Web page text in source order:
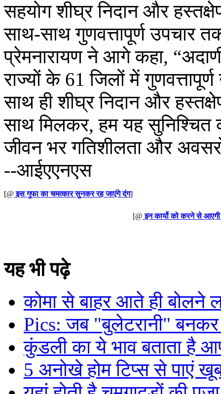
सहयोग शीघ्र निदान और
साथ-साथ गुणवत्तापूर्ण उपचार
प्रेमनारायण ने आगे कहा,
राज्यों के 61 जिलों में
साथ ही शीघ्र निदान और
साथ मिलकर, हम यह सुनिश्चित
जीवन भर गतिशीलता और
--आईएएनएस
[@ इस गुफा का चमत्कार सुनकर रह जाएंगे दंग]
[@ इन कार्यो को करने से आएगी
यह भी पढ़े
कोमा से बाहर आते ही बोलने
Pics: जब "बुलेटरानी"
कुंडली का ये भाव बताता है आप
5 अनोखे होम टिप्स से पाएं